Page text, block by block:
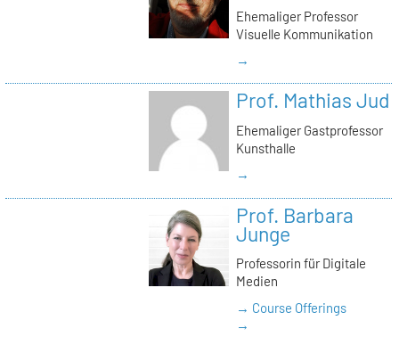
Ehemaliger Professor
Visuelle Kommunikation
→
Prof. Mathias Jud
Ehemaliger Gastprofessor
Kunsthalle
→
Prof. Barbara
Junge
Professorin für Digitale
Medien
→ Course Offerings
→